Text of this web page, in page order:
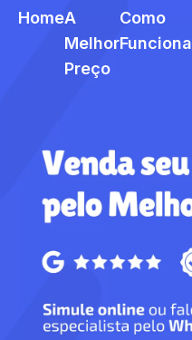
HomeA
Melhor
Preço
Como
Funciona